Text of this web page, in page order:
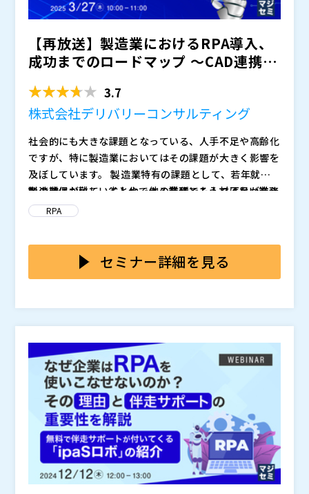
【再放送】製造業におけるRPA導入、
成功までのロードマップ ～CAD連携や
3.7
株式会社デリバリーコンサルティング
社会的にも大きな課題となっている、人手不足や高齢化
ですが、特に製造業においてはその課題が大きく影響を
及ぼしています。 製造業特有の課題として、若年就業
者の確保が難しいことや、他の業種でも人材不足が進み
人件費が増加していることが挙げられます。 こうした
の停滞といった悪影響が発生しています。
製造業において、省人化できる業務とそうではない業務
が存在します。 省人化できる可能性が高い業務の例と
のデータ取得、登録 ・国内外の最新情報の収集、社内
への共有 これらの業務は時間がかかるだけでなく、細
生する確率も高い業務と言えます。 こうした業務を省
人化するために有効なのが、RPA導入での業務自動化で
す。
のロードマップを解説いたします。 導入効果を確実に
生み出すための導入コンサルティングや、初めての方で
技術的課題に応えるオンラインでのサポートおよびトレ
ーニングなどの手厚いサポートを通し、 省人化成功ま
での道筋を詳しくお伝えいたします。 ウェビナーの中
では、具体的な業務での成功事例やRPAツールのipaS
ロボもご紹介いたします。 限られた人員での生産性向
上や、採用難への対策を実現したいとお考えの方に特に
おすすめの内容です。
せていただきます
株式会社デリバリーコンサルティング（）
株式会社オープンソース活用研究所（）
マジセミ株式会社（）
※共催、協賛、協力、講演企業は将来的に追加、削除さ
れる可能性があります。
RPA
セミナー詳細を見る